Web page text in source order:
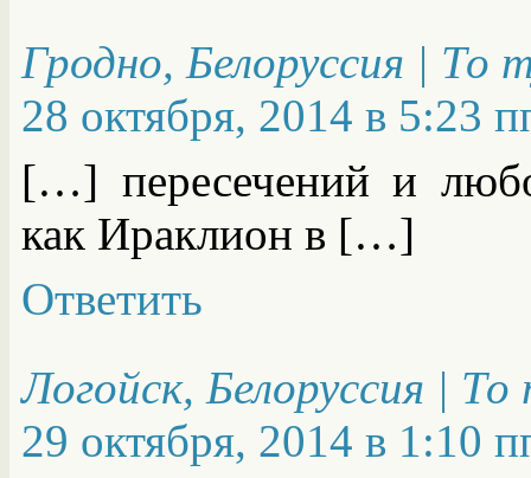
Гродно, Белоруссия |
28 октября, 2014 в 5:23
[…] пересечений и
как Ираклион в […]
Ответить
Логойск, Белоруссия |
29 октября, 2014 в 1:10